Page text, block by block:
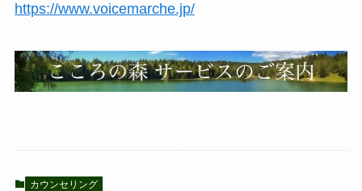
https://www.voicemarche.jp/
カウンセリング